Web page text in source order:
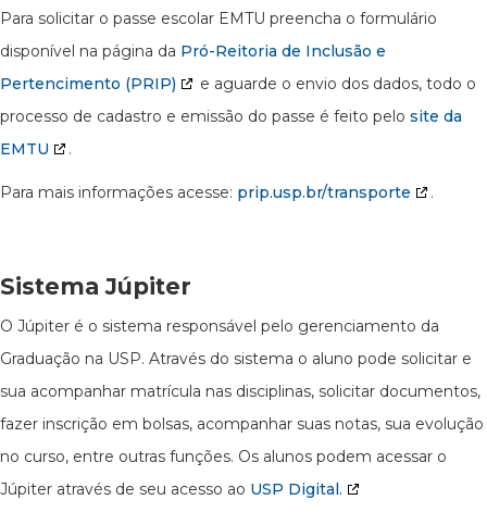
Para solicitar o passe escolar EMTU preencha o formulário
disponível na página da Pró-Reitoria de Inclusão e
Pertencimento (PRIP)
e aguarde o envio dos dados, todo o
processo de cadastro e emissão do passe é feito pelo site da
EMTU
.
Para mais informações acesse: prip.usp.br/transporte .
Sistema Júpiter
O Júpiter é o sistema responsável pelo gerenciamento da
Graduação na USP. Através do sistema o aluno pode solicitar e
sua acompanhar matrícula nas disciplinas, solicitar documentos,
fazer inscrição em bolsas, acompanhar suas notas, sua evolução
no curso, entre outras funções. Os alunos podem acessar o
Júpiter através de seu acesso ao USP Digital.